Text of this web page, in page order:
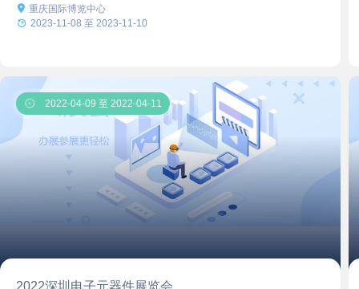
 重庆国际博览中心
 2023-11-08 至 2023-11-10
 2022-04-09 至 2022-04-11
2022深圳电子元器件展览会